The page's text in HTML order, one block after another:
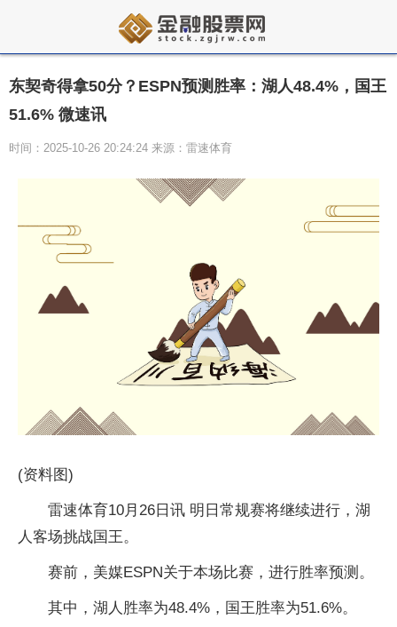
东契奇得拿50分？ESPN预测胜率：湖人48.4%，国王
51.6% 微速讯
时间：2025-10-26 20:24:24 来源：雷速体育
(资料图)
雷速体育10月26日讯 明日常规赛将继续进行，湖
人客场挑战国王。
赛前，美媒ESPN关于本场比赛，进行胜率预测。
其中，湖人胜率为48.4%，国王胜率为51.6%。